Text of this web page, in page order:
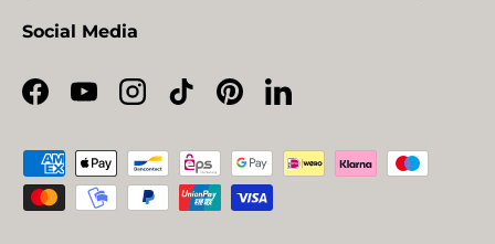
Social Media
Facebook
YouTubeInstagram
TikTokPinterestLinkedIn
Zahlungsmethoden